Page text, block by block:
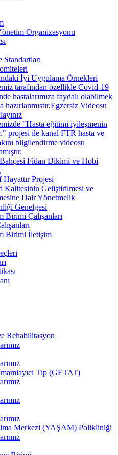
Organizasyonu
Standartları
İyi Uygulama Örnekleri
tarafından özellikle Covid-19
hastalarımıza faydalı olabilmek
hazırlanmıstır.Egzersiz Videosu
"Hasta eğitimi iyileşmenin
projesi ile kanal FTR hasta ve
bilgilendirme videosu
Fidan Dikimi ve Hobi
Hayattır Projesi
Kalitesinin Geliştirilmesi ve
Dair Yönetmelik
Genelgesi
Birimi Çalışanları
Birimi İletişim
Rehabilitasyon
Tıp (GETAT)
Merkezi (YAŞAM) Polikliniği